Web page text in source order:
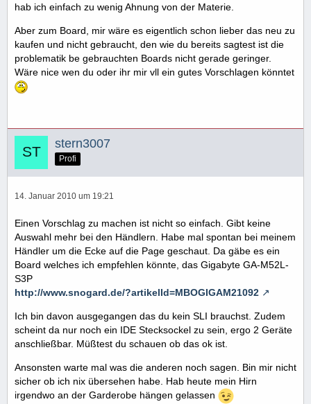
hab ich einfach zu wenig Ahnung von der Materie.
Aber zum Board, mir wäre es eigentlich schon lieber das neu zu
kaufen und nicht gebraucht, den wie du bereits sagtest ist die
problematik be gebrauchten Boards nicht gerade geringer.
Wäre nice wen du oder ihr mir vll ein gutes Vorschlagen könntet
stern3007
Profi
14. Januar 2010 um 19:21
Einen Vorschlag zu machen ist nicht so einfach. Gibt keine
Auswahl mehr bei den Händlern. Habe mal spontan bei meinem
Händler um die Ecke auf die Page geschaut. Da gäbe es ein
Board welches ich empfehlen könnte, das Gigabyte GA-M52L-
S3P
http://www.snogard.de/?artikelId=MBOGIGAM21092
Ich bin davon ausgegangen das du kein SLI brauchst. Zudem
scheint da nur noch ein IDE Stecksockel zu sein, ergo 2 Geräte
anschließbar. Müßtest du schauen ob das ok ist.
Ansonsten warte mal was die anderen noch sagen. Bin mir nicht
sicher ob ich nix übersehen habe. Hab heute mein Hirn
irgendwo an der Garderobe hängen gelassen